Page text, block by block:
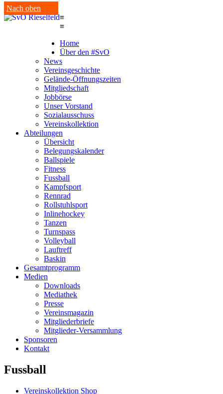
Nach oben
≡
≡
Home
Über den #SvO
News
Vereinsgeschichte
Gelände-Öffnungszeiten
Mitgliedschaft
Jobbörse
Unser Vorstand
Sozialausschuss
Vereinskollektion
Abteilungen
Übersicht
Belegungskalender
Ballspiele
Fitness
Fussball
Kampfsport
Rennrad
Rollstuhlsport
Inlinehockey
Tanzen
Turnspass
Volleyball
Lauftreff
Baskin
Gesamtprogramm
Medien
Downloads
Mediathek
Presse
Vereinsmagazin
Mitgliederbriefe
Mitglieder-Versammlung
Sponsoren
Kontakt
Fussball
Vereinskollektion Shop